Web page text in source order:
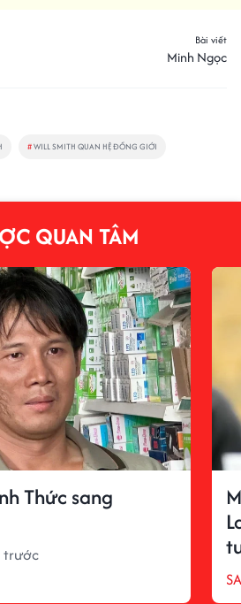
Bài viết
Minh Ngọc
#WILL SMITH QUAN HỆ ĐỒNG GIỚI
QUAN TÂM
Thức sang
trước